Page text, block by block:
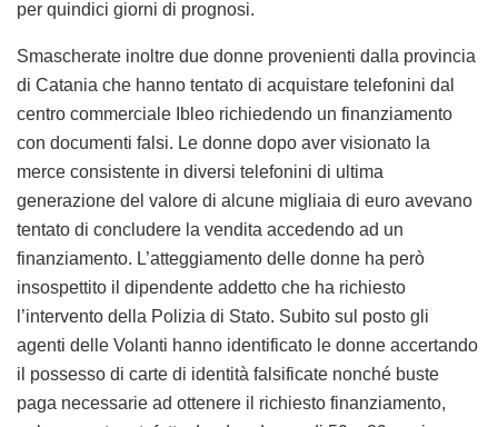
per quindici giorni di prognosi.
Smascherate inoltre due donne provenienti dalla provincia
di Catania che hanno tentato di acquistare telefonini dal
centro commerciale Ibleo richiedendo un finanziamento
con documenti falsi. Le donne dopo aver visionato la
merce consistente in diversi telefonini di ultima
generazione del valore di alcune migliaia di euro avevano
tentato di concludere la vendita accedendo ad un
finanziamento. L’atteggiamento delle donne ha però
insospettito il dipendente addetto che ha richiesto
l’intervento della Polizia di Stato. Subito sul posto gli
agenti delle Volanti hanno identificato le donne accertando
il possesso di carte di identità falsificate nonché buste
paga necessarie ad ottenere il richiesto finanziamento,